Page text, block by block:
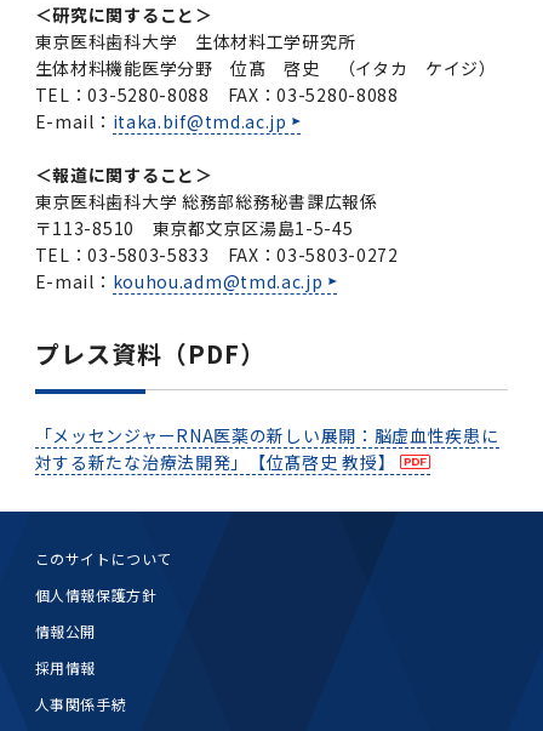
＜研究に関すること＞
東京医科歯科大学 生体材料工学研究所
生体材料機能医学分野 位髙 啓史 （イタカ ケイジ）
TEL：03-5280-8088 FAX：03-5280-8088
E-mail： itaka.bif@tmd.ac.jp
＜報道に関すること＞
東京医科歯科大学 総務部総務秘書課広報係
〒113-8510 東京都文京区湯島1-5-45
TEL：03-5803-5833 FAX：03-5803-0272
E-mail： kouhou.adm@tmd.ac.jp
プレス資料（PDF）
「メッセンジャーRNA医薬の新しい展開：脳虚血性疾患に
対する新たな治療法開発」【位髙啓史 教授】
このサイトについて
個人情報保護方針
情報公開
採用情報
人事関係手続